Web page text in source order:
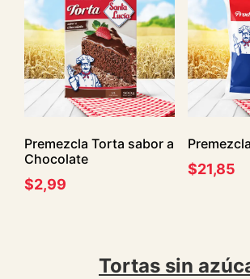
Premezcla Torta sabor a
Chocolate
$2,99
$21,85
Tortas sin